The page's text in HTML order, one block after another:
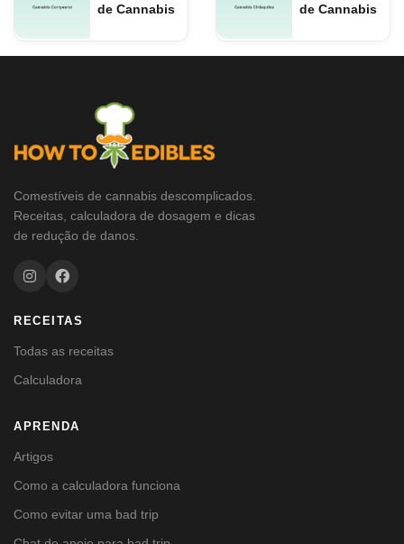
de Cannabis
de Cannabis
Comestíveis de cannabis descomplicados.
Receitas, calculadora de dosagem e dicas
de redução de danos.
RECEITAS
Todas as receitas
Calculadora
APRENDA
Artigos
Como a calculadora funciona
Como evitar uma bad trip